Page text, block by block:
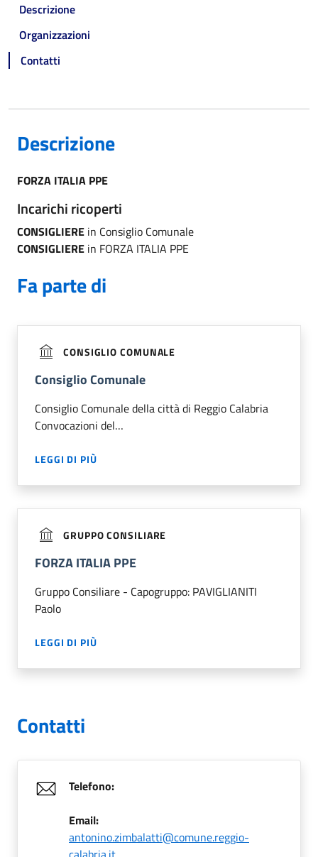
Descrizione
Organizzazioni
Contatti
Descrizione
FORZA ITALIA PPE
Incarichi ricoperti
CONSIGLIERE in Consiglio Comunale
CONSIGLIERE in FORZA ITALIA PPE
Fa parte di
CONSIGLIO COMUNALE
Consiglio Comunale
Consiglio Comunale della città di Reggio Calabria
Convocazioni del…
LEGGI DI PIÙ
GRUPPO CONSILIARE
FORZA ITALIA PPE
Gruppo Consiliare - Capogruppo: PAVIGLIANITI
Paolo
LEGGI DI PIÙ
Contatti
Telefono:
Email:
antonino.zimbalatti@comune.reggio-